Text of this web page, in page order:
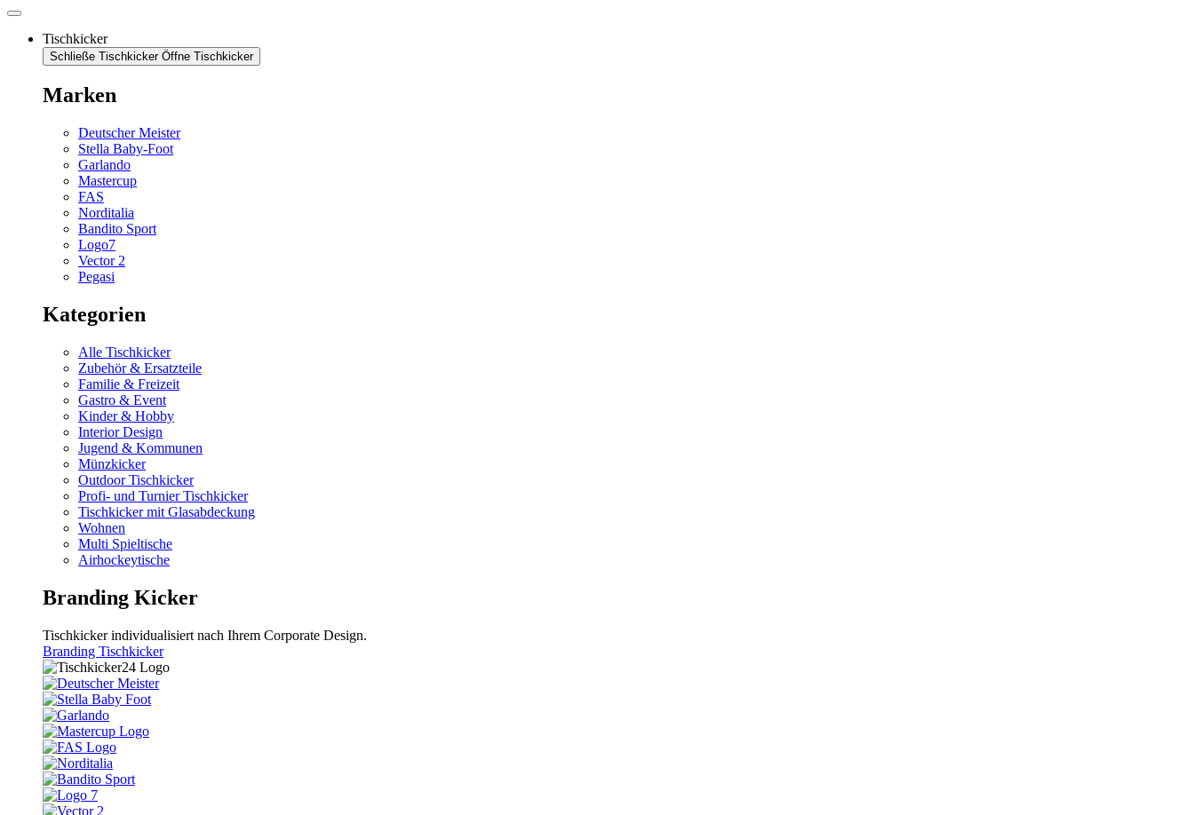
Tischkicker
Schließe Tischkicker Öffne Tischkicker
Marken
Deutscher Meister
Stella Baby-Foot
Garlando
Mastercup
FAS
Norditalia
Bandito Sport
Logo7
Vector 2
Pegasi
Kategorien
Alle Tischkicker
Zubehör & Ersatzteile
Familie & Freizeit
Gastro & Event
Kinder & Hobby
Interior Design
Jugend & Kommunen
Münzkicker
Outdoor Tischkicker
Profi- und Turnier Tischkicker
Tischkicker mit Glasabdeckung
Wohnen
Multi Spieltische
Airhockeytische
Branding Kicker
Tischkicker individualisiert nach Ihrem Corporate Design.
Branding Tischkicker